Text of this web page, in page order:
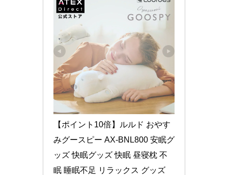
【ポイント10倍】ルルド おやす
みグースピー AX-BNL800 安眠グ
ッズ 快眠グッズ 快眠 昼寝枕 不
眠 睡眠不足 リラックス グッズ